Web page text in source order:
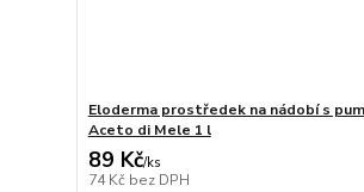
Eloderma prostředek na nádobí s
Aceto di Mele 1 l
89 Kč/ks
74 Kč bez DPH